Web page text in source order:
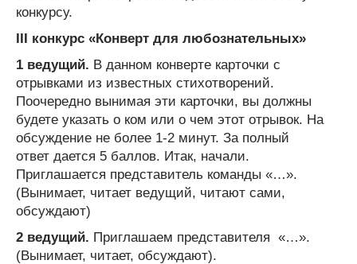
конкурсу.
III конкурс «Конверт для любознательных»
1 ведущий. В данном конверте карточки с
отрывками из известных стихотворений.
Поочередно вынимая эти карточки, вы должны
будете указать о ком или о чем этот отрывок. На
обсуждение не более 1-2 минут. За полный
ответ дается 5 баллов. Итак, начали.
Приглашается представитель команды «…».
(Вынимает, читает ведущий, читают сами,
обсуждают)
2 ведущий. Приглашаем представителя «…».
(Вынимает, читает, обсуждают).